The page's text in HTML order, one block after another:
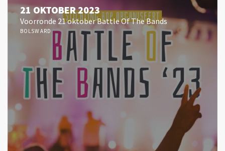
21 OKTOBER 2023
Voorronde 21 oktober Battle Of The Bands
BOLSWARD